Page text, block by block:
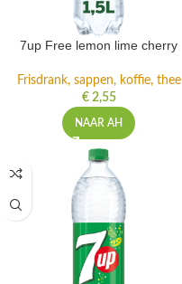
7up Free lemon lime cherry
Frisdrank, sappen, koffie, thee
€2,55
NAAR AH